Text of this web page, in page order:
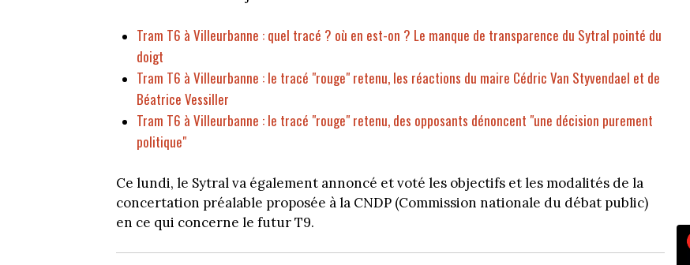
Tram T6 à Villeurbanne : quel tracé ? où en est-on ? Le manque de transparence du Sytral pointé du
doigt
Tram T6 à Villeurbanne : le tracé "rouge" retenu, les réactions du maire Cédric Van Styvendael et de
Béatrice Vessiller
Tram T6 à Villeurbanne : le tracé "rouge" retenu, des opposants dénoncent "une décision purement
politique"
Ce lundi, le Sytral va également annoncé et voté les objectifs et les modalités de la
concertation préalable proposée à la CNDP (Commission nationale du débat public)
en ce qui concerne le futur T9.